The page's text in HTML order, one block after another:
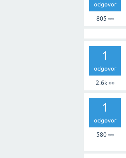
odgovor
805 👀
1
odgovor
2.6k👀
1
odgovor
580👀